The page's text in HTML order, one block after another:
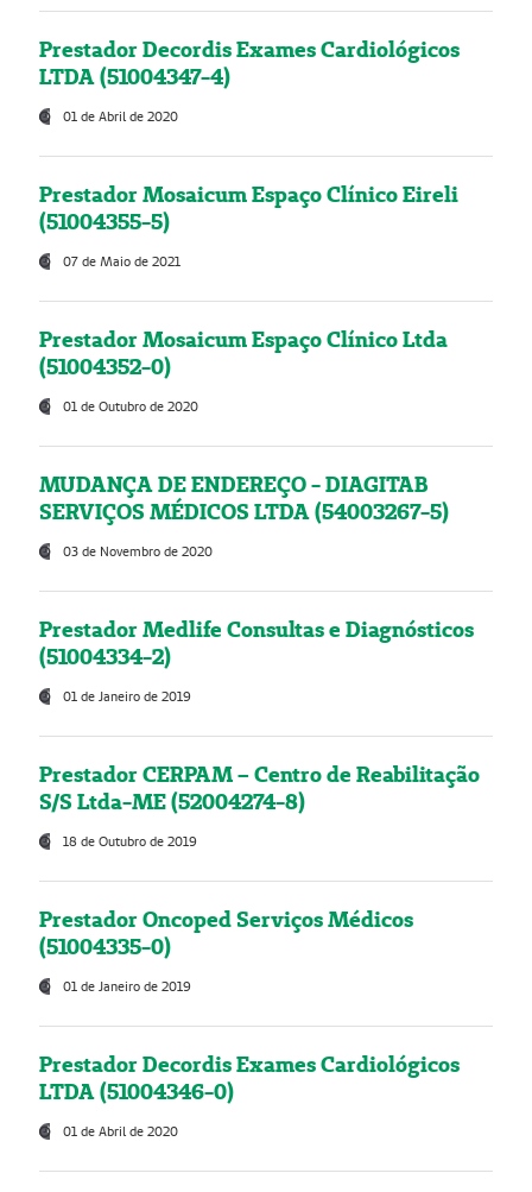
Prestador Decordis Exames Cardiológicos
LTDA (51004347-4)
01 de Abril de 2020
Prestador Mosaicum Espaço Clínico Eireli
(51004355-5)
07 de Maio de 2021
Prestador Mosaicum Espaço Clínico Ltda
(51004352-0)
01 de Outubro de 2020
MUDANÇA DE ENDEREÇO - DIAGITAB
SERVIÇOS MÉDICOS LTDA (54003267-5)
03 de Novembro de 2020
Prestador Medlife Consultas e Diagnósticos
(51004334-2)
01 de Janeiro de 2019
Prestador CERPAM – Centro de Reabilitação
S/S Ltda-ME (52004274-8)
18 de Outubro de 2019
Prestador Oncoped Serviços Médicos
(51004335-0)
01 de Janeiro de 2019
Prestador Decordis Exames Cardiológicos
LTDA (51004346-0)
01 de Abril de 2020